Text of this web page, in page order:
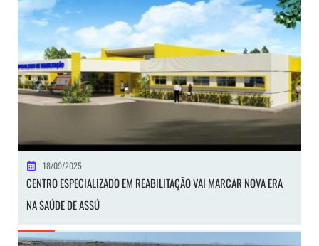
18/09/2025
CENTRO ESPECIALIZADO EM REABILITAÇÃO VAI MARCAR NOVA ERA
NA SAÚDE DE ASSÚ